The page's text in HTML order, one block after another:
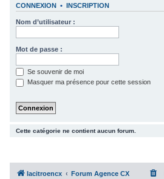
CONNEXION • INSCRIPTION
Nom d’utilisateur :
Mot de passe :
Se souvenir de moi
Masquer ma présence pour cette session
Cette catégorie ne contient aucun forum.
lacitroencx Forum Agence CX